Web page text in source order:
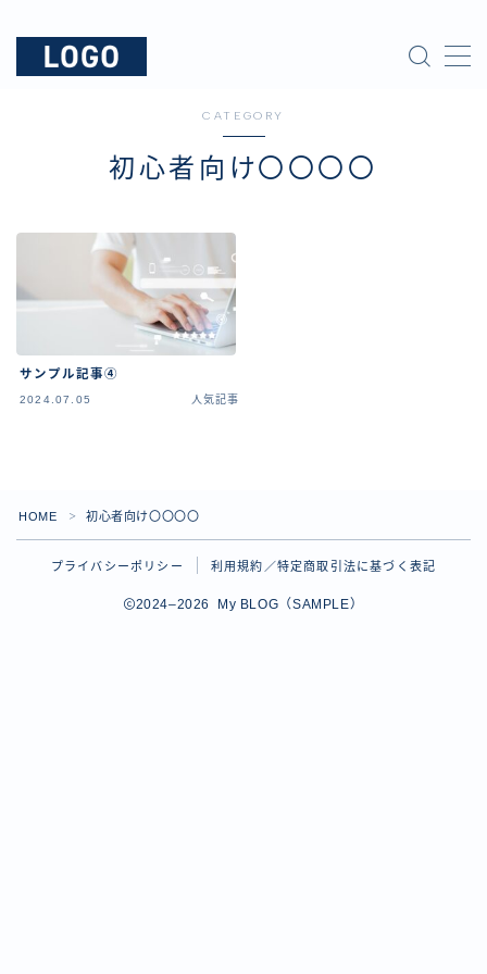
MENU
お問い合わせ
CATEGORY
初心者向け〇〇〇〇
サンプル記事④
2024.07.05 人気記事
HOME ＞ 初心者向け〇〇〇〇
プライバシーポリシー 利用規約／特定商取引法に基づく表記
2024–2026 My BLOG（SAMPLE）